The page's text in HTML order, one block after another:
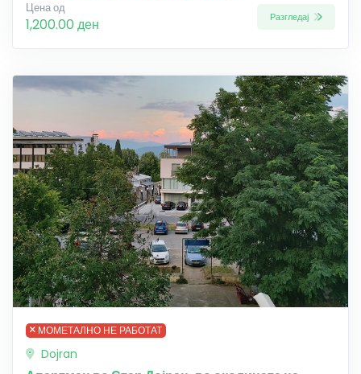
Цена од
1,200.00 ден Разгледај
МОМЕТАЛНО НЕ РАБОТАТ
Dojran